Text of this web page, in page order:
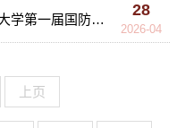
事技能竞赛上的材料身影
28
2026-04
上页